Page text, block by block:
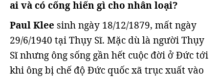
ai và có cống hiến gì cho nhân loại?
Paul Klee sinh ngày 18/12/1879, mất ngày
29/6/1940 tại Thụy Sĩ. Mặc dù là người Thụy
Sĩ nhưng ông sống gần hết cuộc đời ở Đức tới
khi ông bị chế độ Đức quốc xã trục xuất vào